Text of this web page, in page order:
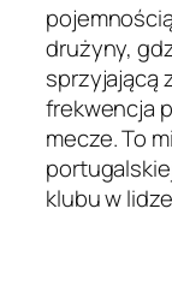
pojemnością
drużyny,
sprzyjającą
frekwencja
mecze. To
klubu w